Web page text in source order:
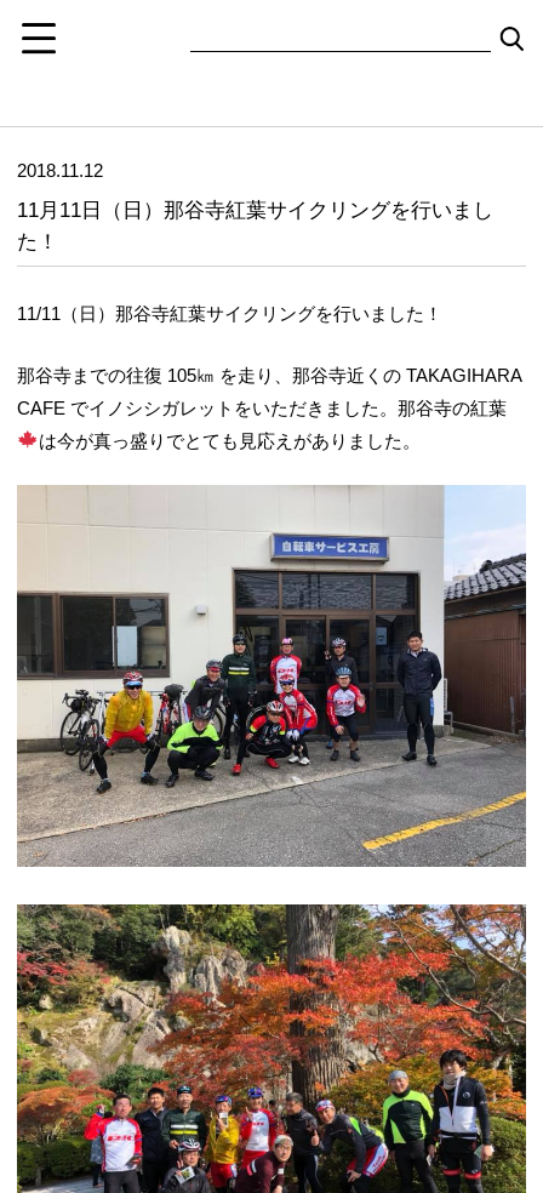
2018.11.12
11月11日（日）那谷寺紅葉サイクリングを行いまし
た！
11/11（日）那谷寺紅葉サイクリングを行いました！
那谷寺までの往復 105㎞ を走り、那谷寺近くの TAKAGIHARA
CAFE でイノシシガレットをいただきました。那谷寺の紅葉
は今が真っ盛りでとても見応えがありました。